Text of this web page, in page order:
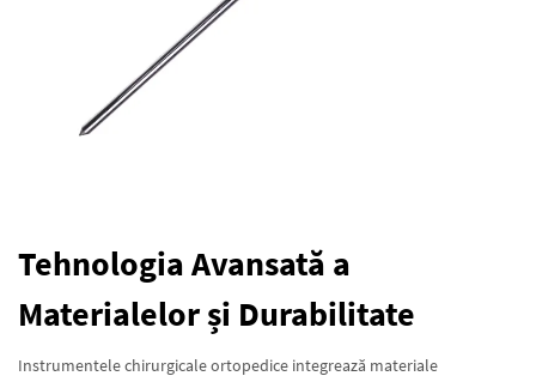
Tehnologia Avansată a
Materialelor și Durabilitate
Instrumentele chirurgicale ortopedice integrează materiale